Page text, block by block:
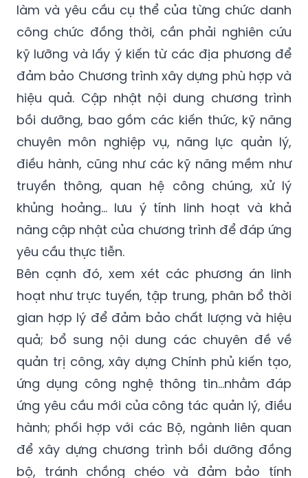
làm và yêu cầu cụ thể của từng chức danh
công chức đồng thời, cần phải nghiên cứu
kỹ lưỡng và lấy ý kiến từ các địa phương để
đảm bảo Chương trình xây dựng phù hợp và
hiệu quả. Cập nhật nội dung chương trình
bồi dưỡng, bao gồm các kiến thức, kỹ năng
chuyên môn nghiệp vụ, năng lực quản lý,
điều hành, cũng như các kỹ năng mềm như
truyền thông, quan hệ công chúng, xử lý
khủng hoảng… lưu ý tính linh hoạt và khả
năng cập nhật của chương trình để đáp ứng
yêu cầu thực tiễn.
Bên cạnh đó, xem xét các phương án linh
hoạt như trực tuyến, tập trung, phân bổ thời
gian hợp lý để đảm bảo chất lượng và hiệu
quả; bổ sung nội dung các chuyên đề về
quản trị công, xây dựng Chính phủ kiến tạo,
ứng dụng công nghệ thông tin…nhằm đáp
ứng yêu cầu mới của công tác quản lý, điều
hành; phối hợp với các Bộ, ngành liên quan
để xây dựng chương trình bồi dưỡng đồng
bộ, tránh chồng chéo và đảm bảo tính